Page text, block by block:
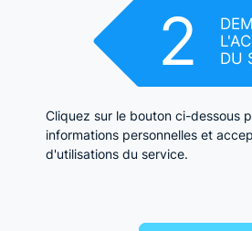
2
DU
Cliquez sur le bouton ci-dessous
informations personnelles et
d'utilisations du service.